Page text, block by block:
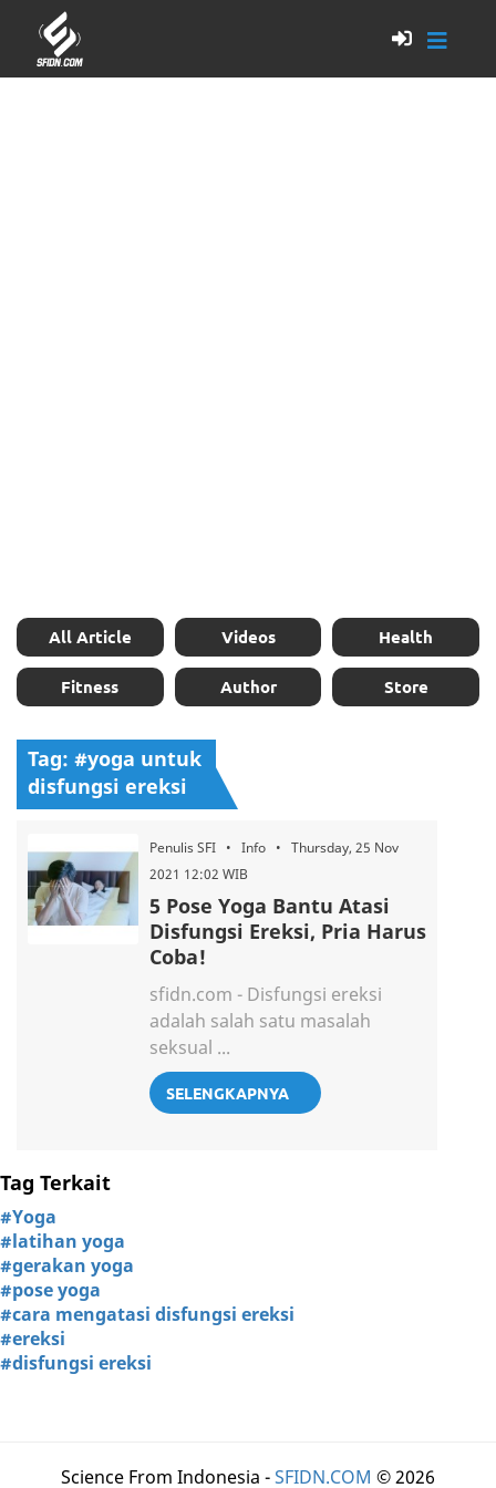
All Article Videos Health
Fitness Author Store
Tag: #yoga untuk
disfungsi ereksi
Penulis SFI • Info • Thursday, 25 Nov
2021 12:02 WIB
5 Pose Yoga Bantu Atasi
Disfungsi Ereksi, Pria Harus
Coba!
sfidn.com - Disfungsi ereksi
adalah salah satu masalah
seksual ...
SELENGKAPNYA
Tag Terkait
#Yoga
#latihan yoga
#gerakan yoga
#pose yoga
#cara mengatasi disfungsi ereksi
#ereksi
#disfungsi ereksi
Science From Indonesia -SFIDN.COM © 2026